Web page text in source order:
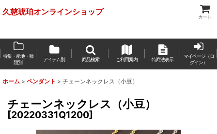
久慈琥珀オンラインショップ
カート
特集・産地・種
類別
アイテム別 商品検索 ご利用案内 特商法表示
マイページ（ロ
グイン）
ホーム > ペンダント > チェーンネックレス（小豆）
チェーンネックレス（小豆）
[20220331Q1200]